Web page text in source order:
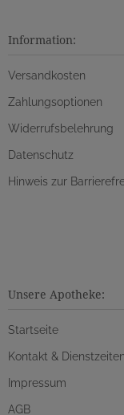
Information:
Versandkosten
Zahlungsoptionen
Widerrufsbelehrung
Datenschutz
Hinweis zur
Unsere Apotheke:
Startseite
Kontakt & Dienstzeiten
Impressum
AGB